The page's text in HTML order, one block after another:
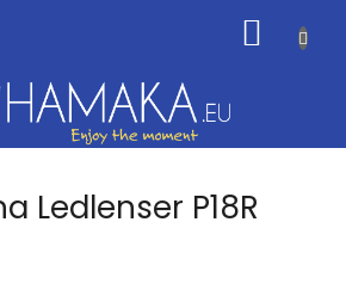
KOŠÍK
Ledlenser P18R